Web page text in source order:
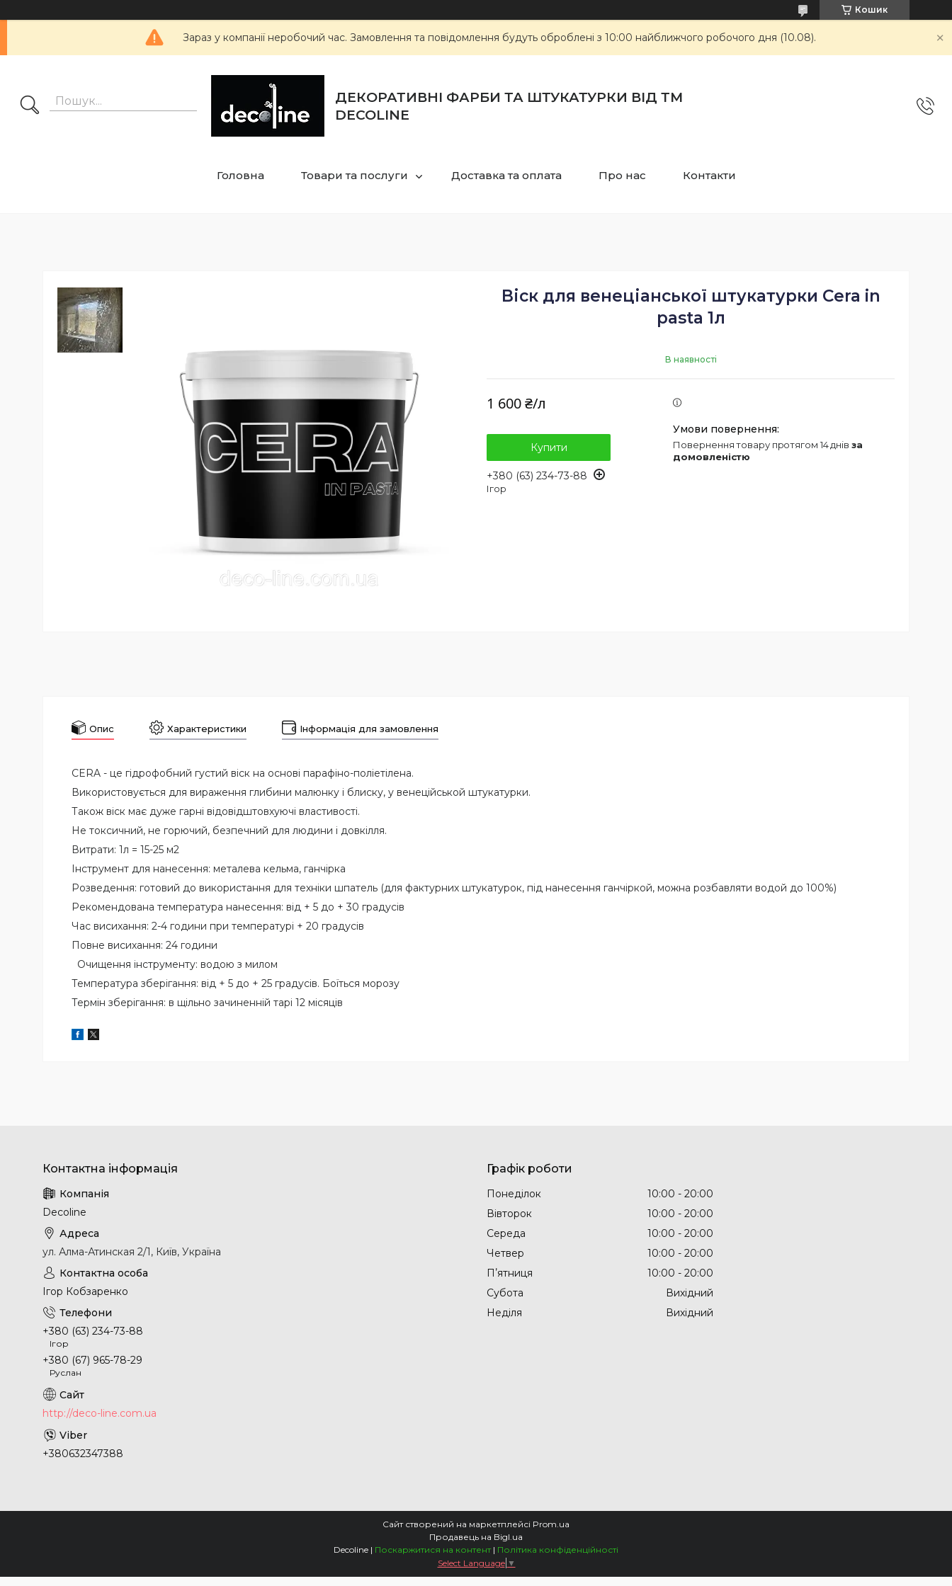
Кошик
Зараз у компанії неробочий час. Замовлення та повідомлення будуть оброблені з 10:00 найближчого робочого дня (10.08).
ДЕКОРАТИВНІ ФАРБИ ТА ШТУКАТУРКИ ВІД ТМ
DECOLINE
Головна Товари та послуги Доставка та оплата Про нас Контакти
Віск для венеціанської штукатурки Cera in
pasta 1л
В наявності
1 600 ₴/л
Купити
+380 (63) 234-73-88
Ігор
повернення товару протягом 14 днів за
домовленістю
Опис Характеристики Інформація для замовлення
CERA - це гідрофобний густий віск на основі парафіно-поліетілена.
Використовується для вираження глибини малюнку і блиску, у венеційськой штукатурки.
Також віск має дуже гарні відовідштовхуючі властивості.
Не токсичний, не горючий, безпечний для людини і довкілля.
Витрати: 1л = 15-25 м2
Інструмент для нанесення: металева кельма, ганчірка
Розведення: готовий до використання для техніки шпатель (для фактурних штукатурок, під нанесення ганчіркой, можна розбавляти водой до 100%)
Рекомендована температура нанесення: від + 5 до + 30 градусів
Час висихання: 2-4 години при температурі + 20 градусів
Повне висихання: 24 години
Очищення інструменту: водою з милом
Температура зберігання: від + 5 до + 25 градусів. Боїться морозу
Термін зберігання: в щільно зачиненній тарі 12 місяців
Decoline
ул. Алма-Атинская 2/1, Київ, Україна
Ігор Кобзаренко
+380 (63) 234-73-88
Ігор
+380 (67) 965-78-29
Руслан
http://deco-line.com.ua
+380632347388
Графік роботи
Понеділок 10:00
20:00
Вівторок
10:00
20:00
Середа
10:00
20:00
Четвер
10:00
20:00
Пʼятниця
10:00
20:00
Субота
Вихідний
Неділя
Вихідний
Сайт створений на маркетплейсі Prom.ua
Продавець на Bigl.ua
Decoline | Поскаржитися на контент | Політика конфіденційності
Select Language ▼